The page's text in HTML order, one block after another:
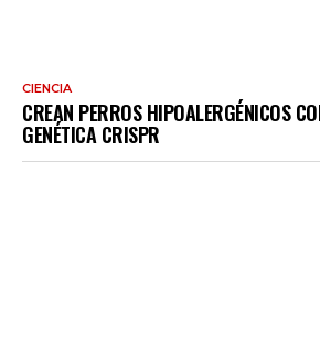
CIENCIA
CREAN PERROS HIPOALERGÉNICOS
GENÉTICA CRISPR